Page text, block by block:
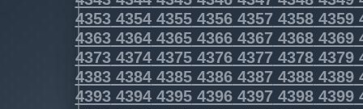
4353435443554356435743584359
4363436443654366436743684369
4373437443754376437743784379
4383438443854386438743884389
4393439443954396439743984399